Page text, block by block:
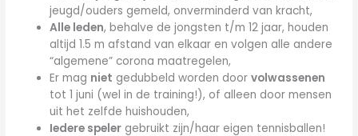
jeugd/ouders gemeld, onverminderd van kracht,
Alle leden, behalve de jongsten t/m 12 jaar, houden
altijd 1.5 m afstand van elkaar en volgen alle andere
“algemene” corona maatregelen,
Er mag niet gedubbeld worden doorvolwassenen
tot 1 juni (wel in de training!), of alleen door mensen
uit het zelfde huishouden,
Iedere speler gebruikt zijn/haar eigen tennisballen!